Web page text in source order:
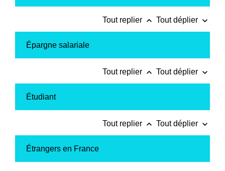
Tout replier keyboard_arrow_up Tout déplier keyboard_arrow_down
Épargne salariale
Tout replier keyboard_arrow_up Tout déplier keyboard_arrow_down
Étudiant
Tout replier keyboard_arrow_up Tout déplier keyboard_arrow_down
Étrangers en France